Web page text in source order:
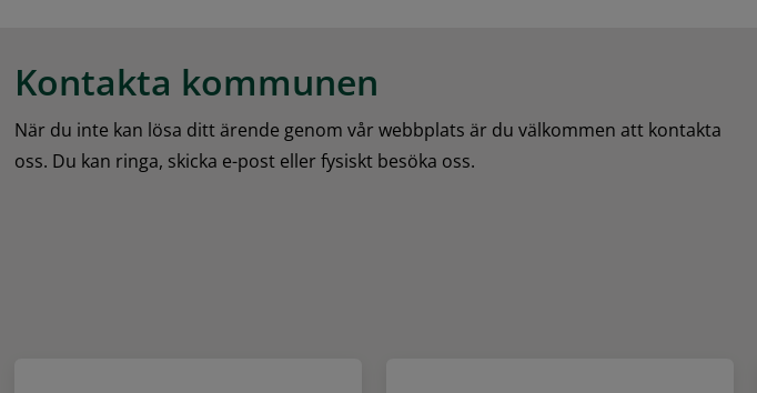
Kontakta kommunen
När du inte kan lösa ditt ärende genom vår webbplats är du välkommen att kontakta
oss. Du kan ringa, skicka e-post eller fysiskt besöka oss.